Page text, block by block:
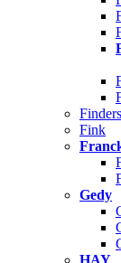
Fink
Gedy
HAY